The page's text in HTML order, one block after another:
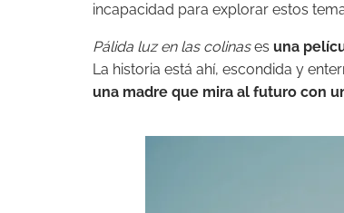
incapacidad para explorar estos
Pálida luz en las colinases una
La historia está ahí, escondida y
una madre que mira al futuro con